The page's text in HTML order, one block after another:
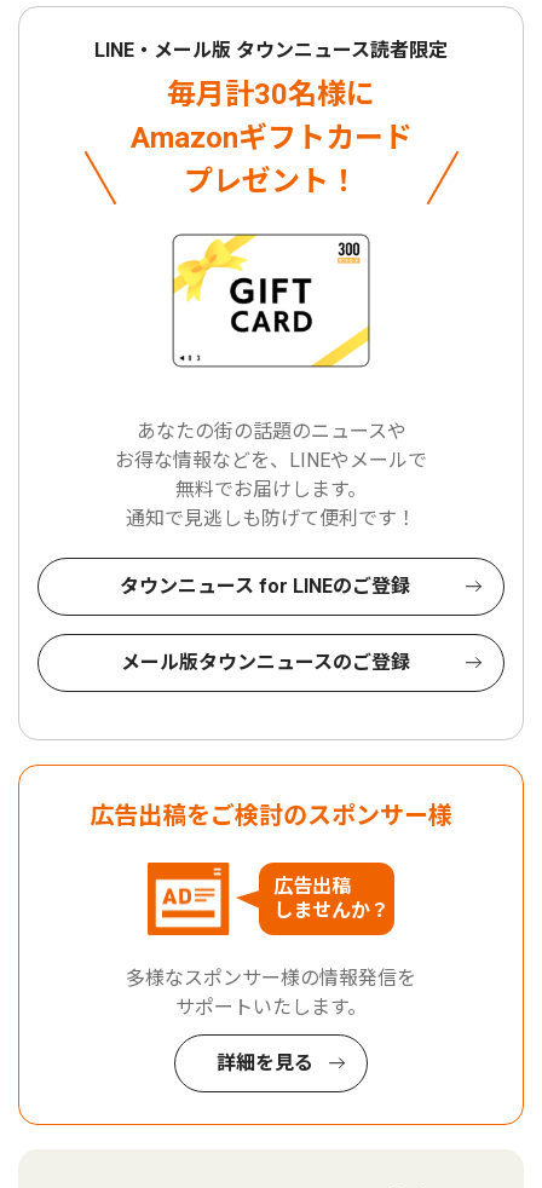
LINE・メール版 タウンニュース読者限定
毎月計30名様に
Amazonギフトカード
プレゼント！
あなたの街の話題のニュースや
お得な情報などを、LINEやメールで
無料でお届けします。
通知で見逃しも防げて便利です！
タウンニュース for LINEのご登録
メール版タウンニュースのご登録
広告出稿をご検討のスポンサー様
広告出稿
しませんか？
多様なスポンサー様の情報発信を
サポートいたします。
詳細を見る